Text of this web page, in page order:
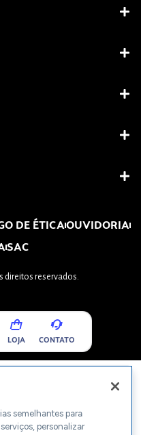
DE ÉTICAOUVIDORIA
SAC
direitos reservados.
LOJA CONTATO
semelhantes para
personalizar